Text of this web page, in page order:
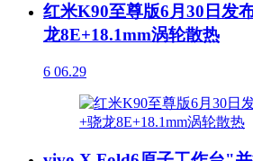
红米K90至尊版6月30日发
龙8E+18.1mm涡轮散热
6 06.29